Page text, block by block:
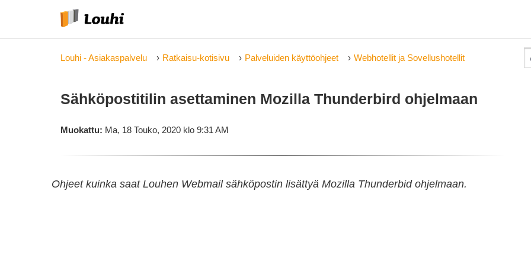
Louhi - Asiakaspalvelu Ratkaisu-kotisivu Palveluiden käyttöohjeet Webhotellit ja Sovellushotellit
Sähköpostitilin asettaminen Mozilla Thunderbird ohjelmaan
Muokattu: Ma, 18 Touko, 2020 klo 9:31 AM
Ohjeet kuinka saat Louhen Webmail sähköpostin lisättyä Mozilla Thunderbid ohjelmaan.